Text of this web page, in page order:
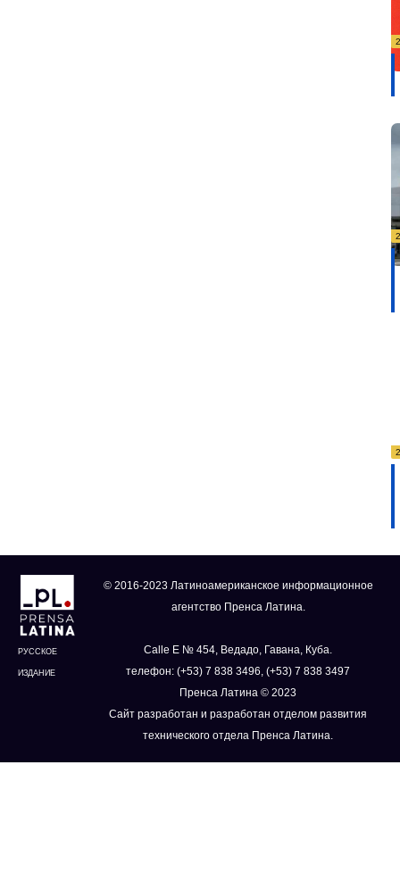
РУССКОЕ
ИЗДАНИЕ
© 2016-2023 Латиноамериканское информационное
агентство Пренса Латина.
Calle E № 454, Ведадо, Гавана, Куба.
телефон: (+53) 7 838 3496, (+53) 7 838 3497
Пренса Латина © 2023
Сайт разработан и разработан отделом развития
технического отдела Пренса Латина.